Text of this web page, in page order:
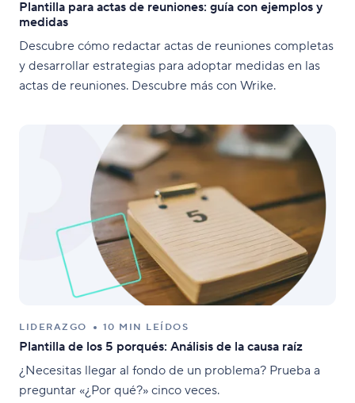
Plantilla para actas de reuniones: guía con ejemplos y
medidas
Descubre cómo redactar actas de reuniones completas
y desarrollar estrategias para adoptar medidas en las
actas de reuniones. Descubre más con Wrike.
LIDERAZGO 10 MIN LEÍDOS
Plantilla de los 5 porqués: Análisis de la causa raíz
¿Necesitas llegar al fondo de un problema? Prueba a
preguntar «¿Por qué?» cinco veces.